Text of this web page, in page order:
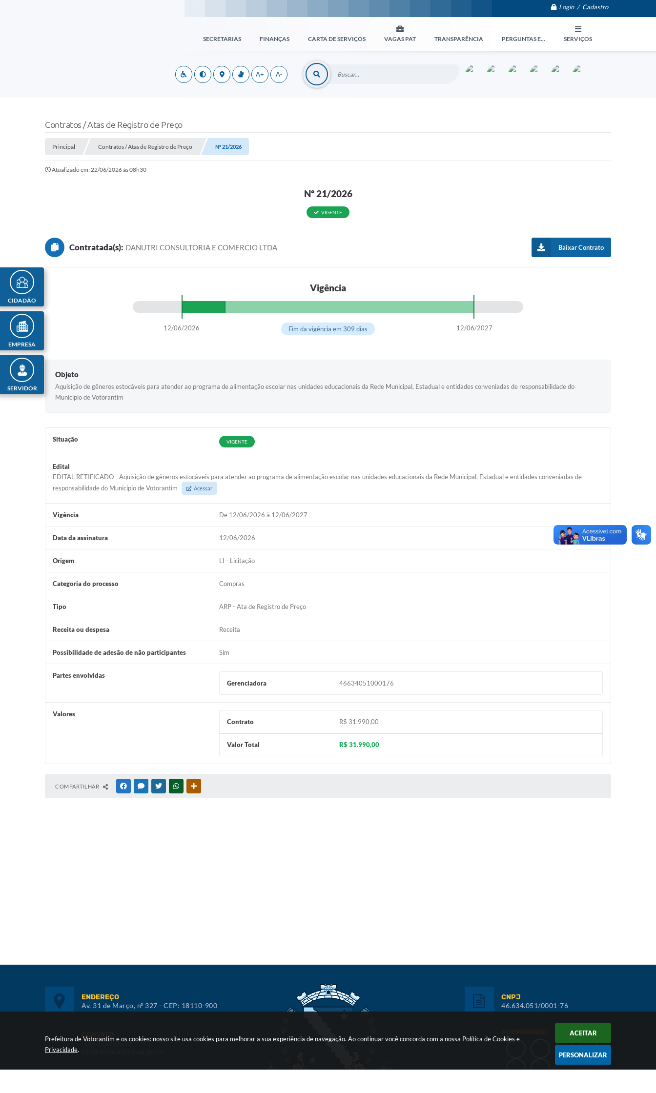
Prefeitura de Votorantim e os cookies: nosso site usa cookies para melhorar a sua experiência de navegação. Ao continuar você concorda com a nossa Política de Cookies e
Privacidade.
ACEITAR
PERSONALIZAR
Login / Cadastro
SECRETARIAS FINANÇAS CARTA DE SERVIÇOS VAGAS PAT TRANSPARÊNCIA PERGUNTAS E... SERVIÇOS
A+ A-
CIDADÃO
EMPRESA
SERVIDOR
Contratos / Atas de Registro de Preço
Principal Contratos / Atas de Registro de Preço Nº 21/2026
Atualizado em: 22/06/2026 às 08h30
Nº 21/2026
VIGENTE
Contratada(s): DANUTRI CONSULTORIA E COMERCIO LTDA Baixar Contrato
Vigência
12/06/2026 12/06/2027
Fim da vigência em 309 dias
Objeto
Aquisição de gêneros estocáveis para atender ao programa de alimentação escolar nas unidades educacionais da Rede Municipal, Estadual e entidades conveniadas de responsabilidade do
Município de Votorantim
Situação VIGENTE
Edital
EDITAL RETIFICADO - Aquisição de gêneros estocáveis para atender ao programa de alimentação escolar nas unidades educacionais da Rede Municipal, Estadual e entidades conveniadas de
responsabilidade do Município de Votorantim
Acessar
Vigência De 12/06/2026 à 12/06/2027
Data da assinatura 12/06/2026
Origem LI - Licitação
Categoria do processo Compras
Tipo ARP - Ata de Registro de Preço
Receita ou despesa Receita
Possibilidade de adesão de não participantes Sim
Partes envolvidas
Gerenciadora
46634051000176
Valores
Contrato
R$ 31.990,00
Valor Total R$ 31.990,00
COMPARTILHAR FACEBOOKMESSENGER
TWITTERWHATSAPP
ENDEREÇO
Av. 31 de Março, nº 327 - CEP: 18110-900
CONTATO
(15) 3353-8533
CNPJ
46.634.051/0001-76